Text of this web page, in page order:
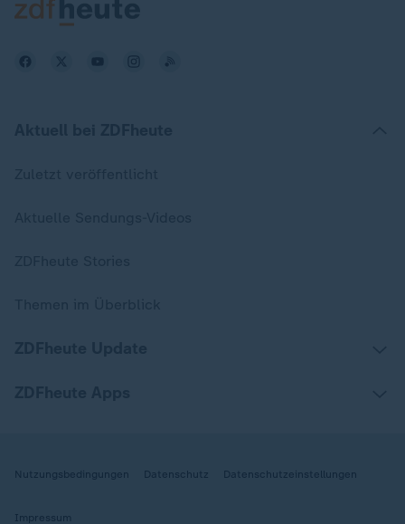
Nutzungsbedingungen Datenschutz Datenschutzeinstellungen
Impressum